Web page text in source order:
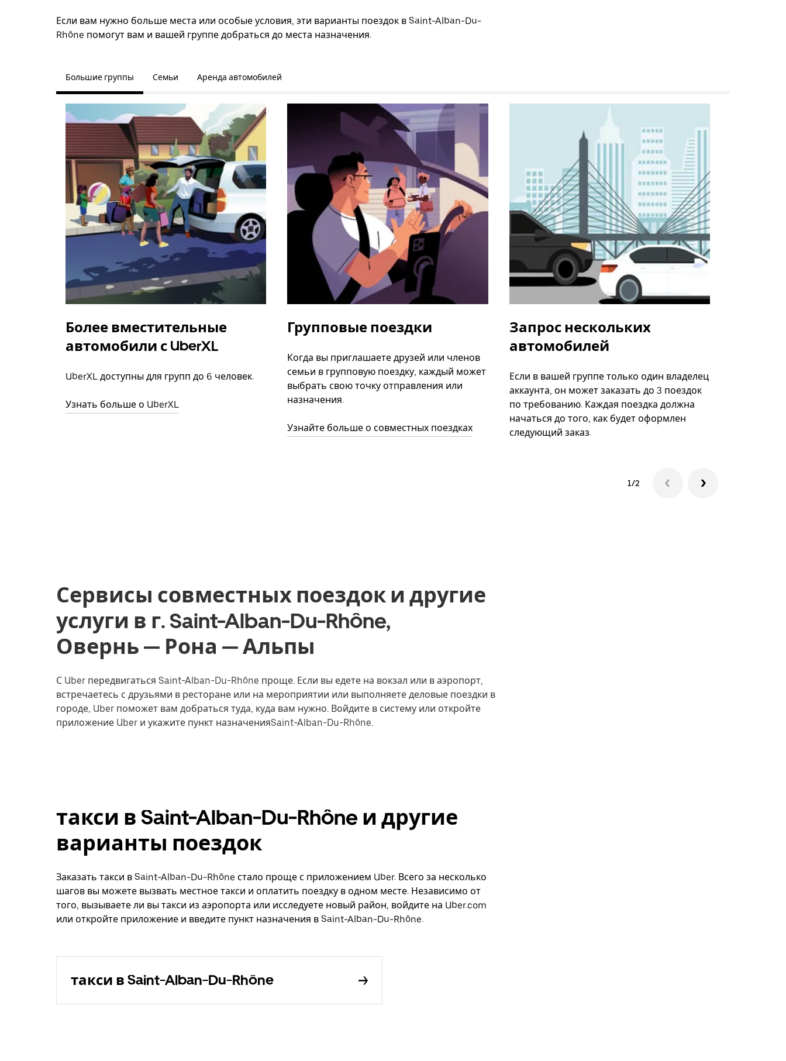
Если вам нужно больше места или особые условия, эти варианты поездок в Saint-Alban-Du-
Rhône помогут вам и вашей группе добраться до места назначения.
Большие группы Семьи Аренда автомобилей
Более вместительные
автомобили с UberXL
UberXL доступны для групп до 6 человек.
Узнать больше о UberXL
Групповые поездки
Когда вы приглашаете друзей или членов
семьи в групповую поездку, каждый может
выбрать свою точку отправления или
назначения.
Узнайте больше о совместных поездках
Запрос нескольких
автомобилей
Если в вашей группе только один владелец
аккаунта, он может заказать до 3 поездок
по требованию. Каждая поездка должна
начаться до того, как будет оформлен
следующий заказ.
1/2
Сервисы совместных поездок и другие
услуги в г. Saint-Alban-Du-Rhône,
Овернь — Рона — Альпы
С Uber передвигаться Saint-Alban-Du-Rhône проще. Если вы едете на вокзал или в аэропорт,
встречаетесь с друзьями в ресторане или на мероприятии или выполняете деловые поездки в
городе, Uber поможет вам добраться туда, куда вам нужно. Войдите в систему или откройте
приложение Uber и укажите пункт назначенияSaint-Alban-Du-Rhône.
такси в Saint-Alban-Du-Rhône и другие
варианты поездок
Заказать такси в Saint-Alban-Du-Rhône стало проще с приложением Uber. Всего за несколько
шагов вы можете вызвать местное такси и оплатить поездку в одном месте. Независимо от
того, вызываете ли вы такси из аэропорта или исследуете новый район, войдите на Uber.com
или откройте приложение и введите пункт назначения в Saint-Alban-Du-Rhône.
такси в Saint-Alban-Du-Rhône